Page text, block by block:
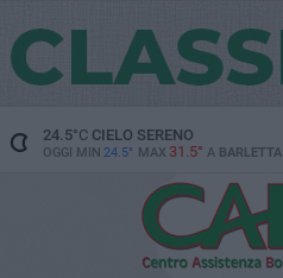
24.5°CCIELO SERENO
OGGI MIN 24.5° MAX 31.5° A BARLETTA